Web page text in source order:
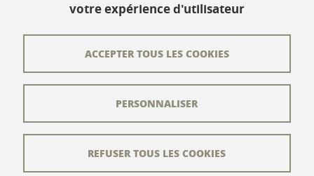
L'équipe éditoriale
Crédits
Mentions légales
votre expérience d'utilisateur
ACCEPTER TOUS LES COOKIES
REFUSER TOUS LES COOKIES
PERSONNALISER